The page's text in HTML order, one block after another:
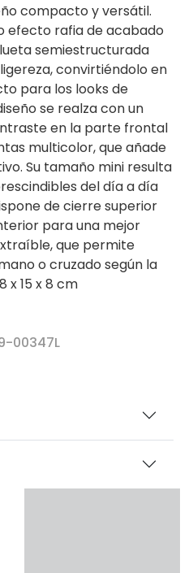
compacto y versátil.
efecto rafia de acabado
semiestructurada
convirtiéndolo en
para los looks de
se realza con un
en la parte frontal
multicolor, que añade
Su tamaño mini resulta
del día a día
de cierre superior
para una mejor
que permite
o cruzado según la
x 15 x 8 cm
00347L